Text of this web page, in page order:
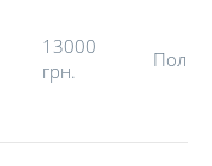
13000
грн.